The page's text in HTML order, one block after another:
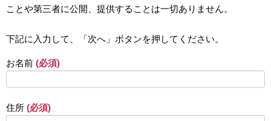
ことや第三者に公開、提供することは一切ありません。
下記に入力して、「次へ」ボタンを押してください。
お名前 (必須)
住所 (必須)